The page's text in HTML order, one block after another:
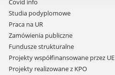
treści
Covid info
Studia podyplomowe
Praca na UR
Zamówienia publiczne
Fundusze strukturalne
Projekty współfinansowane przez UE
Projekty realizowane z KPO